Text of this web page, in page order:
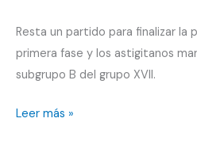
Resta un partido para finalizar la
primera fase y los astigitanos
subgrupo B del grupo XVII.
El
Leer más »